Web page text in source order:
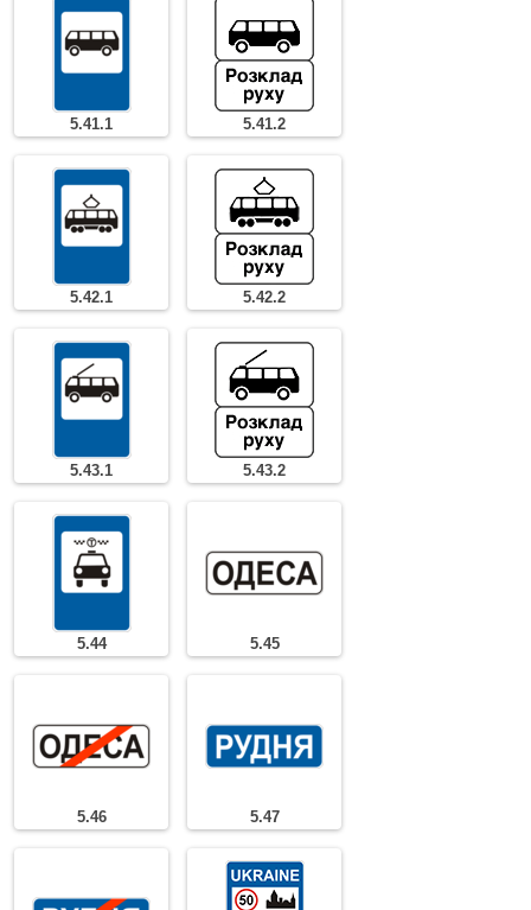
5.41.1 5.41.2
5.42.1 5.42.2
5.43.1 5.43.2
5.44 5.45
5.46 5.47